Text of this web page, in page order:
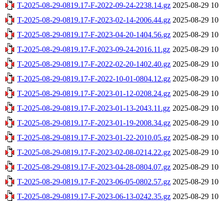
T-2025-08-29-0819.17-F-2022-09-24-2238.14.gz 2025-08-29
T-2025-08-29-0819.17-F-2023-02-14-2006.44.gz 2025-08-29
T-2025-08-29-0819.17-F-2023-04-20-1404.56.gz 2025-08-29
T-2025-08-29-0819.17-F-2023-09-24-2016.11.gz 2025-08-29
T-2025-08-29-0819.17-F-2022-02-20-1402.40.gz 2025-08-29
T-2025-08-29-0819.17-F-2022-10-01-0804.12.gz 2025-08-29
T-2025-08-29-0819.17-F-2023-01-12-0208.24.gz 2025-08-29
T-2025-08-29-0819.17-F-2023-01-13-2043.11.gz 2025-08-29
T-2025-08-29-0819.17-F-2023-01-19-2008.34.gz 2025-08-29
T-2025-08-29-0819.17-F-2023-01-22-2010.05.gz 2025-08-29
T-2025-08-29-0819.17-F-2023-02-08-0214.22.gz 2025-08-29
T-2025-08-29-0819.17-F-2023-04-28-0804.07.gz 2025-08-29
T-2025-08-29-0819.17-F-2023-06-05-0802.57.gz 2025-08-29
T-2025-08-29-0819.17-F-2023-06-13-0242.35.gz 2025-08-29